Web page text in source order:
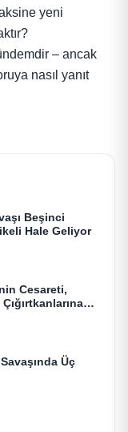
yeni
– ancak
nasıl yanıt
Beşinci
Hale Geliyor
Cesareti,
Üç